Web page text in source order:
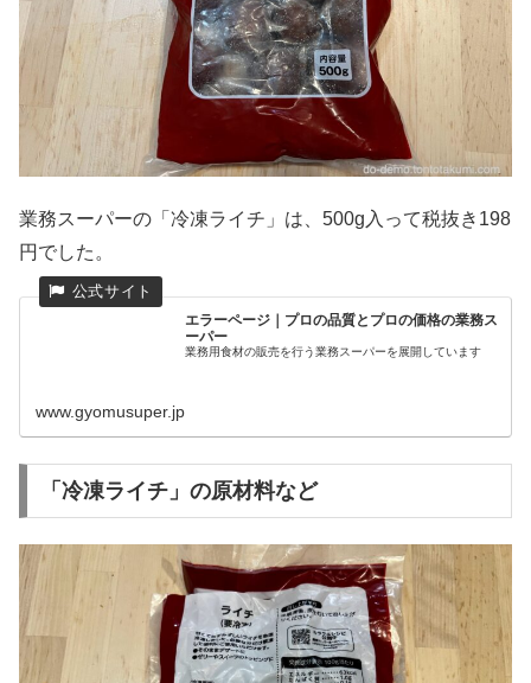
業務スーパーの「冷凍ライチ」は、500g入って税抜き198
円でした。
エラーページ｜プロの品質とプロの価格の業務ス
ーパー
業務用食材の販売を行う業務スーパーを展開しています
www.gyomusuper.jp
「冷凍ライチ」の原材料など